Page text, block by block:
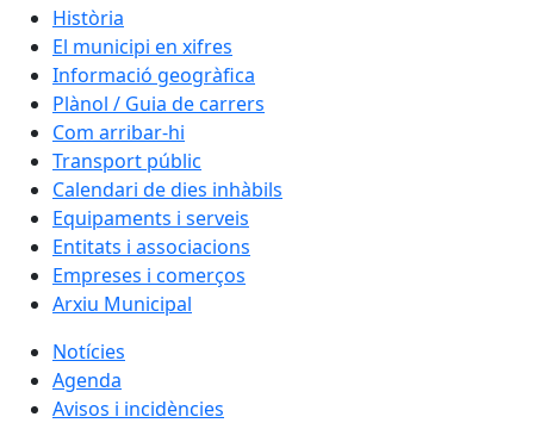
Història
El municipi en xifres
Informació geogràfica
Plànol / Guia de carrers
Com arribar-hi
Transport públic
Calendari de dies inhàbils
Equipaments i serveis
Entitats i associacions
Empreses i comerços
Arxiu Municipal
Notícies
Agenda
Avisos i incidències